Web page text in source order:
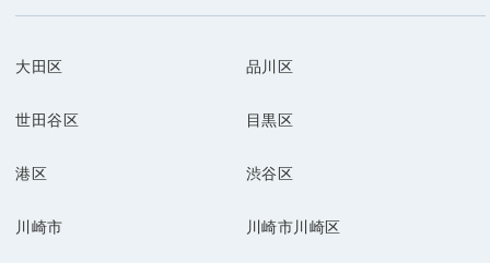
大田区 品川区
世田谷区 目黒区
港区 渋谷区
川崎市 川崎市川崎区